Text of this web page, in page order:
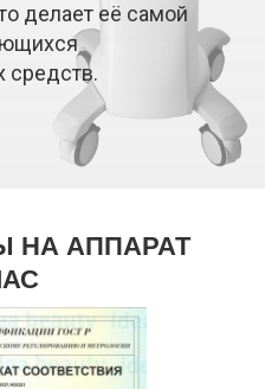
делает её самой
средств.
НА АППАРАТ